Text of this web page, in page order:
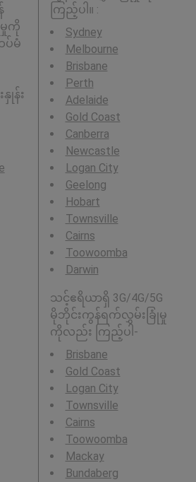
မှုကို
ပ်မံ
န်း
ကြည့်ပါ။ :
Sydney
Melbourne
Brisbane
Perth
Adelaide
Gold Coast
Canberra
Newcastle
Logan City
Geelong
Hobart
Townsville
Cairns
Toowoomba
Darwin
သင့်ဧရိယာရှိ 3G/4G/5G
မိုဘိုင်းကွန်ရက်လွှမ်းခြုံမှု
ကိုလည်း ကြည့်ပါ-
Brisbane
Gold Coast
Logan City
Townsville
Cairns
Toowoomba
Mackay
Bundaberg